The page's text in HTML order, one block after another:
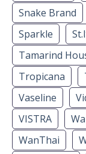
Snake Brand
Sparkle
Tamarind
Tropicana
Vaseline
VISTRA
WanThai